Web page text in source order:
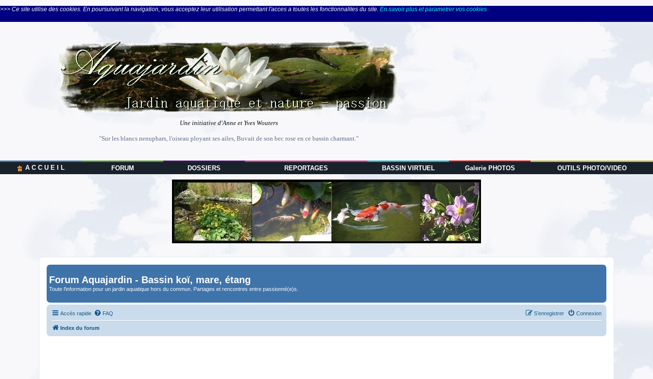
>>> Ce site utilise des cookies. En poursuivant la navigation, vous acceptez leur utilisation permettant l'acces a toutes les fonctionnalites du site. En savoir plus et parametrer vos cookies
Une initiative d'Anne et Yves Wouters
"Sur les blancs nenuphars, l'oiseau ployant ses ailes, Buvait de son bec rose en ce bassin charmant."
A C C U E I L FORUM DOSSIERS REPORTAGES BASSIN VIRTUEL Galerie PHOTOS OUTILS PHOTO/VIDEO
Forum Aquajardin - Bassin koï, mare, étang
Toute l'information pour un jardin aquatique hors du commun. Partages et rencontres entre passionné(e)s.
Accès rapide FAQ Connexion
S’enregistrer
Index du forum